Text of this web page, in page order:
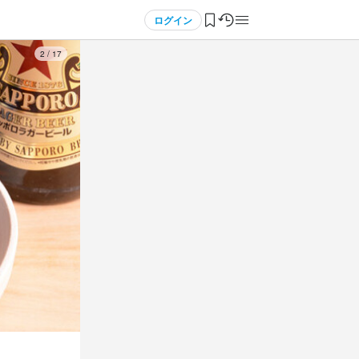
ログイン
3 / 17